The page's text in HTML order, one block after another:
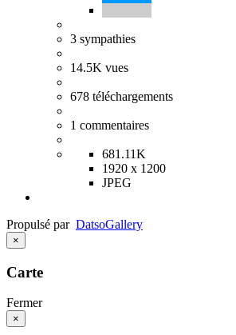
3 sympathies
14.5K vues
678 téléchargements
1 commentaires
681.11K
1920 x 1200
JPEG
Propulsé par DatsoGallery
×
Carte
Fermer
×